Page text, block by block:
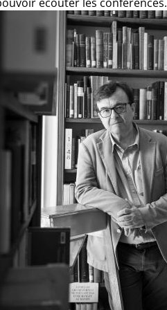
écouter les conférences.